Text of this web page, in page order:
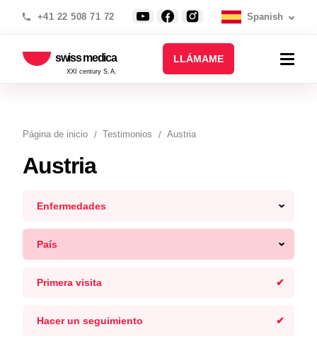
+41 22 508 71 72 Spanish
swiss medica
XXI century S.A.
LLÁMAME
Página de inicio Testimonios Austria
Austria
Enfermedades
País
Primera visita
Hacer un seguimiento